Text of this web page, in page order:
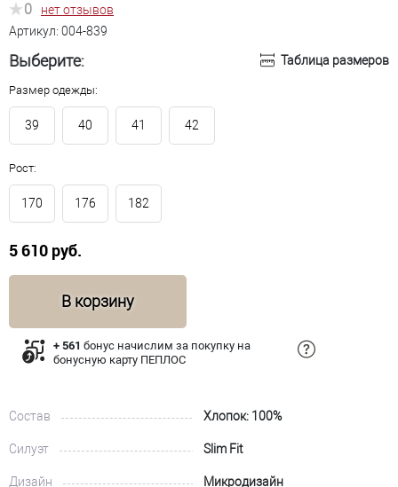
0
нет отзывов
Артикул: 004-839
Выберите: Таблица размеров
Размер одежды:
39 40 41 42
Рост:
170 176 182
5 610 руб.
В корзину
+ 561 бонус начислим за покупку на
бонусную карту ПЕПЛОС
Состав Хлопок: 100%
Силуэт Slim Fit
Дизайн Микродизайн